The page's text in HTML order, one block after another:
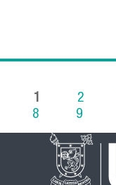
Páginas
1 2
8
9